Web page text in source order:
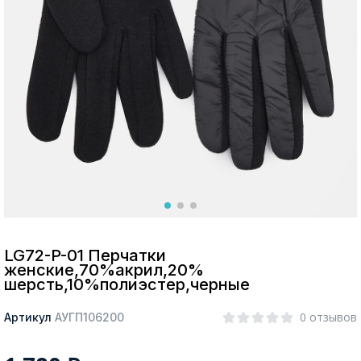
Москва
Да, все верно Изменить город
LG72-P-01 Перчатки
женские,70%акрил,20%
шерсть,10%полиэстер,черные
Артикул АУГП106200 0 отзывов